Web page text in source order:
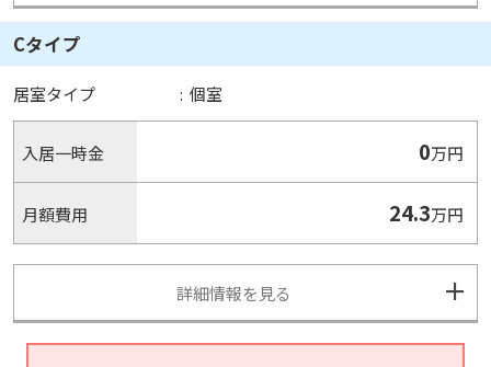
Cタイプ
居室タイプ : 個室
入居一時金 0万円
月額費用 24.3万円
詳細情報を見る